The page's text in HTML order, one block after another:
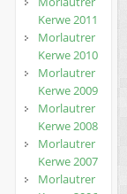
Kerwe 2011
Morlautrer
Kerwe 2010
Morlautrer
Kerwe 2009
Morlautrer
Kerwe 2008
Morlautrer
Kerwe 2007
Morlautrer